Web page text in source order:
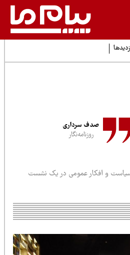
صدف سرداری
روزنامه‌نگار
و افکار عمومی در یک نشست